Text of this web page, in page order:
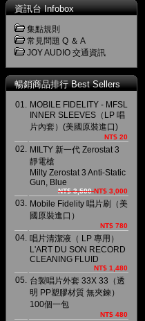
資訊台 Infobox
集點規則
常見問題 Q ＆ A
JOY AUDIO 交通資訊
暢銷商品排行 Best Sellers
01. MOBILE FIDELITY - MFSL
INNER SLEEVES（LP 唱
片內套）(美國原裝進口)
NT$ 20
02. MILTY 新一代 Zerostat 3
靜電槍
Milty Zerostat 3 Anti-Static
Gun, Blue
NT$ 3,500NT$ 3,000
03. Mobile Fidelity 唱片刷（美
國原裝進口）
NT$ 780
04. 唱片清潔液（ LP 專用）
L'ART DU SON RECORD
CLEANING FLUID
NT$ 1,480
05. 台製唱片外套 33X 33（透
明 PP塑膠材質 無夾鍊）
100個一包
NT$ 480